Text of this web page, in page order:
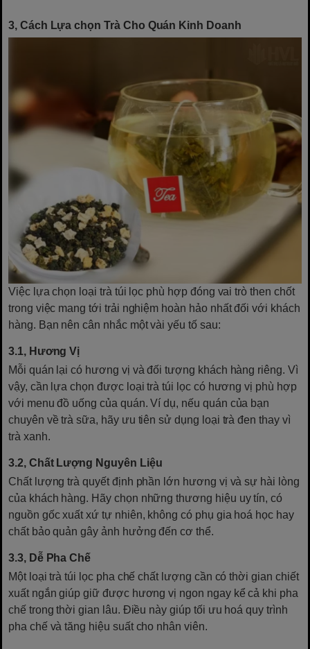
3, Cách Lựa chọn Trà Cho Quán Kinh Doanh
Việc lựa chọn loại trà túi lọc phù hợp đóng vai trò then chốt
trong việc mang tới trải nghiệm hoàn hảo nhất đối với khách
hàng. Bạn nên cân nhắc một vài yếu tố sau:
3.1, Hương Vị
Mỗi quán lại có hương vị và đối tượng khách hàng riêng. Vì
vậy, cần lựa chọn được loại trà túi lọc có hương vị phù hợp
với menu đồ uống của quán. Ví dụ, nếu quán của bạn
chuyên về trà sữa, hãy ưu tiên sử dụng loại trà đen thay vì
trà xanh.
3.2, Chất Lượng Nguyên Liệu
Chất lượng trà quyết định phần lớn hương vị và sự hài lòng
của khách hàng. Hãy chọn những thương hiệu uy tín, có
nguồn gốc xuất xứ tự nhiên, không có phụ gia hoá học hay
chất bảo quản gây ảnh hưởng đến cơ thể.
3.3, Dễ Pha Chế
Một loại trà túi lọc pha chế chất lượng cần có thời gian chiết
xuất ngắn giúp giữ được hương vị ngon ngay kể cả khi pha
chế trong thời gian lâu. Điều này giúp tối ưu hoá quy trình
pha chế và tăng hiệu suất cho nhân viên.